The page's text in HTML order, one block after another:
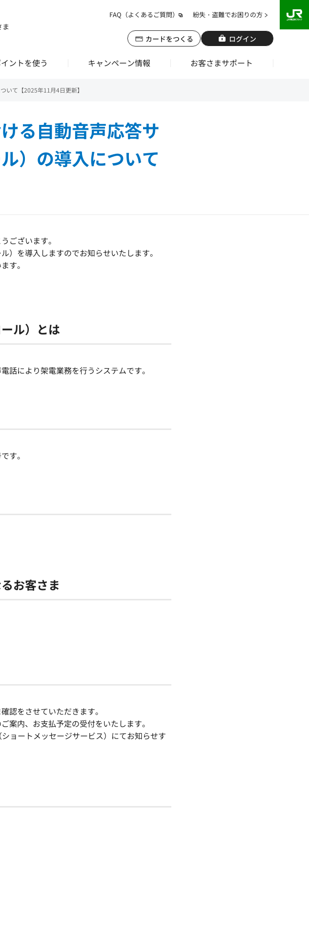
FAQ（よくあるご質問） 紛失・盗難でお困りの方
カードをつくる ログイン
ントを使う キャンペーン情報 お客さまサポート
いて【2025年11月4日更新】
る自動音声応答サ
）の導入について
ございます。
）を導入しますのでお知らせいたします。
す。
ル）とは
話により架電業務を行うシステムです。
す。
お客さま
認をさせていただきます。
案内、お支払予定の受付をいたします。
ョートメッセージサービス）にてお知らせす